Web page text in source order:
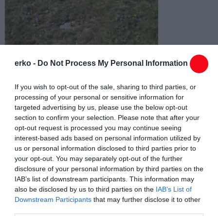
erko - Do Not Process My Personal Information
If you wish to opt-out of the sale, sharing to third parties, or
processing of your personal or sensitive information for
targeted advertising by us, please use the below opt-out
section to confirm your selection. Please note that after your
opt-out request is processed you may continue seeing
interest-based ads based on personal information utilized by
us or personal information disclosed to third parties prior to
your opt-out. You may separately opt-out of the further
disclosure of your personal information by third parties on the
IAB’s list of downstream participants. This information may
also be disclosed by us to third parties on the IAB’s List of
Downstream Participants that may further disclose it to other